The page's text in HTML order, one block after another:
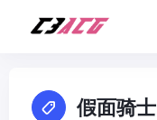
假面骑士